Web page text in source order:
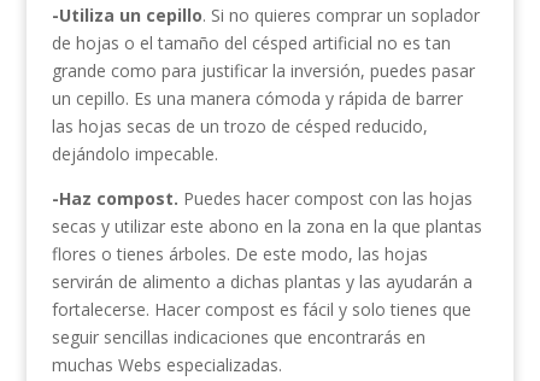
-Utiliza un cepillo. Si no quieres comprar un soplador
de hojas o el tamaño del césped artificial no es tan
grande como para justificar la inversión, puedes pasar
un cepillo. Es una manera cómoda y rápida de barrer
las hojas secas de un trozo de césped reducido,
dejándolo impecable.
-Haz compost. Puedes hacer compost con las hojas
secas y utilizar este abono en la zona en la que plantas
flores o tienes árboles. De este modo, las hojas
servirán de alimento a dichas plantas y las ayudarán a
fortalecerse. Hacer compost es fácil y solo tienes que
seguir sencillas indicaciones que encontrarás en
muchas Webs especializadas.